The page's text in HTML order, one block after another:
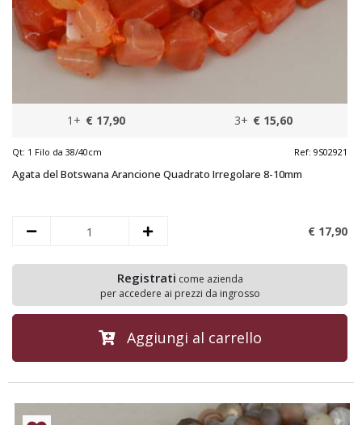
1+ € 17,90 3+ € 15,60
Qt: 1 Filo da 38/40cm Ref: 9S02921
Agata del Botswana Arancione Quadrato Irregolare 8-10mm
€ 17,90
Registrati come azienda
per accedere ai prezzi da ingrosso
Aggiungi al carrello